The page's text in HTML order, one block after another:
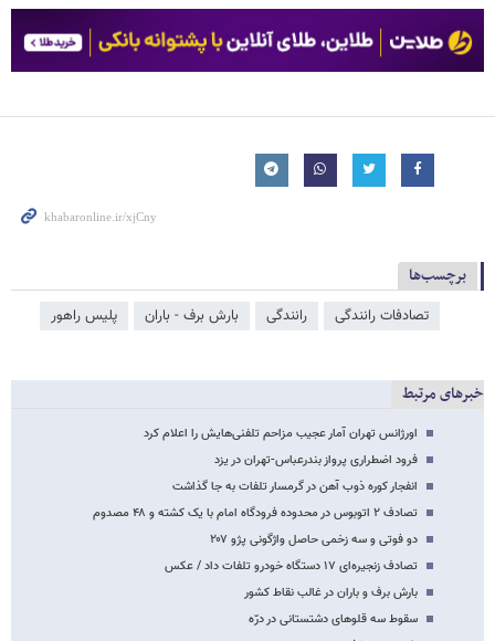
برچسب‌ها
تصادفات رانندگی رانندگی بارش برف - باران پلیس راهور
خبرهای مرتبط
اورژانس تهران آمار عجیب مزاحم تلفنی‌هایش را اعلام کرد
فرود اضطراری پرواز بندرعباس-تهران در یزد
انفجار کوره ذوب آهن در گرمسار تلفات به جا گذاشت
تصادف ۲ اتوبوس در محدوده فرودگاه امام با یک کشته و ۴۸ مصدوم
دو فوتی و سه زخمی حاصل واژگونی پژو ۲۰۷
تصادف زنجیره‌ای ۱۷ دستگاه خودرو تلفات داد / عکس
بارش برف و باران در غالب نقاط کشور
سقوط سه قلوهای دشتستانی در درّه